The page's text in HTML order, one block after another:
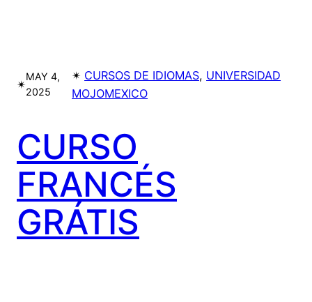
✴︎
MAY 4,
2025
✴︎ CURSOS DE IDIOMAS, UNIVERSIDAD
MOJOMEXICO
CURSO
FRANCÉS
GRÁTIS